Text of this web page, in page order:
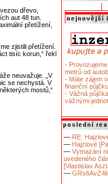
dřevo,
aut 48 tun.
přetížení,
zjistili přetížení.
tisíc korun,“ řekl
neuvažuje. „V
se nechystá. V
mostů,“
-
metrů od
- Máte zájem
finanční
- Vážná
vážnými
— RE:
— Hajzlové
— Vymazání
uvedeného
[Vlastislav
—